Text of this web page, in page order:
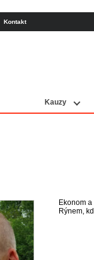
Ekonom
Rýnem,
Kauzy
Kontakt